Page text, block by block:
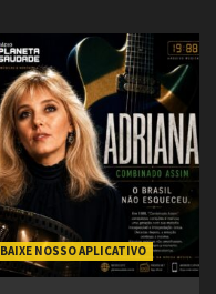
BAIXE NOSSO APLICATIVO